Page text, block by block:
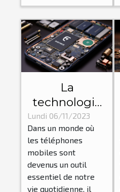
La
technologie
derrière les
pièces
détachées
pour
téléphones
Lundi 06/11/2023
Dans un monde où
les téléphones
mobiles sont
devenus un outil
essentiel de notre
vie quotidienne, il